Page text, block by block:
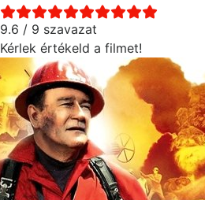
9.6 / 9 szavazat
Kérlek értékeld a filmet!